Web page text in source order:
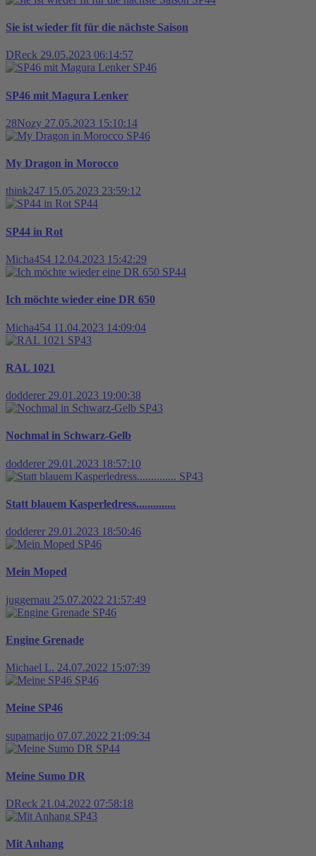
Sie ist wieder fit für die nächste Saison
DReck 29.05.2023 06:14:57
SP46
SP46 mit Magura Lenker
28Nozy 27.05.2023 15:10:14
SP46
My Dragon in Morocco
think247 15.05.2023 23:59:12
SP44
SP44 in Rot
Micha454 12.04.2023 15:42:29
SP44
Ich möchte wieder eine DR 650
Micha454 11.04.2023 14:09:04
SP43
RAL 1021
dodderer 29.01.2023 19:00:38
SP43
Nochmal in Schwarz-Gelb
dodderer 29.01.2023 18:57:10
SP43
Statt blauem Kasperledress..............
dodderer 29.01.2023 18:50:46
SP46
Mein Moped
juggernau 25.07.2022 21:57:49
SP46
Engine Grenade
Michael L. 24.07.2022 15:07:39
SP46
Meine SP46
supamarijo 07.07.2022 21:09:34
SP44
Meine Sumo DR
DReck 21.04.2022 07:58:18
SP43
Mit Anhang